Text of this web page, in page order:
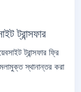
ট্রান্সফার
ট্রান্সফার ফ্রি
স্থানান্তর করা